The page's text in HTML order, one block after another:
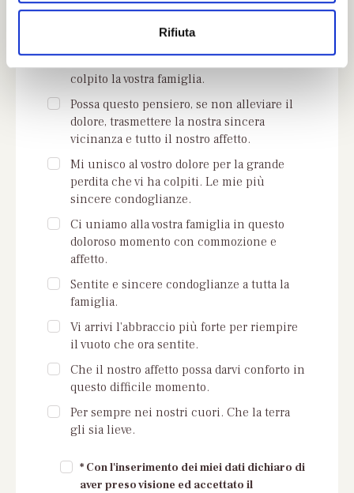
Rifiuta
Se non trovi parole adeguate puoi
scegliere qui di seguito una delle frasi che
Sentite condoglianze per il lutto che ha
colpito la vostra famiglia.
Possa questo pensiero, se non alleviare il
dolore, trasmettere la nostra sincera
vicinanza e tutto il nostro affetto.
Mi unisco al vostro dolore per la grande
perdita che vi ha colpiti. Le mie più
sincere condoglianze.
Ci uniamo alla vostra famiglia in questo
doloroso momento con commozione e
affetto.
Sentite e sincere condoglianze a tutta la
famiglia.
Vi arrivi l'abbraccio più forte per riempire
il vuoto che ora sentite.
Che il nostro affetto possa darvi conforto in
questo difficile momento.
Per sempre nei nostri cuori. Che la terra
gli sia lieve.
* Con l'inserimento dei miei dati dichiaro di
aver preso visione ed accettato il